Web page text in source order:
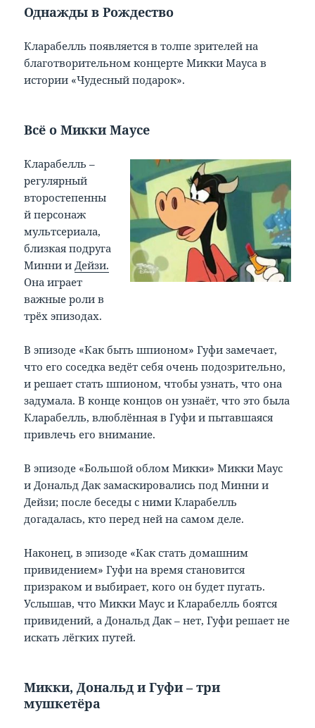
Однажды в Рождество
Кларабелль появляется в толпе зрителей на
благотворительном концерте Микки Мауса в
истории «Чудесный подарок».
Всё о Микки Маусе
Кларабелль –
регулярный
второстепенны
й персонаж
мультсериала,
близкая подруга
Минни иДейзи.
Она играет
важные роли в
трёх эпизодах.
В эпизоде «Как быть шпионом» Гуфи замечает,
что его соседка ведёт себя очень подозрительно,
и решает стать шпионом, чтобы узнать, что она
задумала. В конце концов он узнаёт, что это была
Кларабелль, влюблённая в Гуфи и пытавшаяся
привлечь его внимание.
В эпизоде «Большой облом Микки» Микки Маус
и Дональд Дак замаскировались под Минни и
Дейзи; после беседы с ними Кларабелль
догадалась, кто перед ней на самом деле.
Наконец, в эпизоде «Как стать домашним
привидением» Гуфи на время становится
призраком и выбирает, кого он будет пугать.
Услышав, что Микки Маус и Кларабелль боятся
привидений, а Дональд Дак – нет, Гуфи решает не
искать лёгких путей.
Микки, Дональд и Гуфи – три
мушкетёра